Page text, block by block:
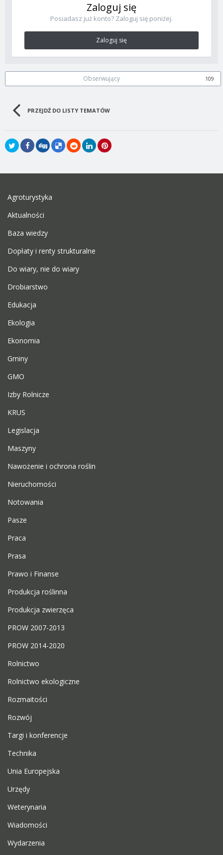
Zaloguj się
Posiadasz już konto? Zaloguj się poniżej.
Zaloguj się
Obserwujący 109
PRZEJDŹ DO LISTY TEMATÓW
Agroturystyka
Aktualności
Baza wiedzy
Dopłaty i renty strukturalne
Do wiary, nie do wiary
Drobiarstwo
Edukacja
Ekologia
Ekonomia
Gminy
GMO
Izby Rolnicze
KRUS
Legislacja
Maszyny
Nawożenie i ochrona roślin
Nieruchomości
Notowania
Pasze
Praca
Prasa
Prawo i Finanse
Produkcja roślinna
Produkcja zwierzęca
PROW 2007-2013
PROW 2014-2020
Rolnictwo
Rolnictwo ekologiczne
Rozmaitości
Rozwój
Targi i konferencje
Technika
Unia Europejska
Urzędy
Weterynaria
Wiadomości
Wydarzenia